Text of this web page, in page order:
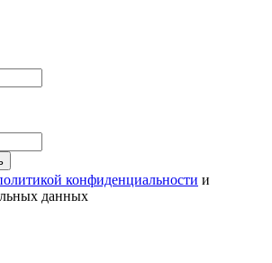
конфиденциальности и
данных